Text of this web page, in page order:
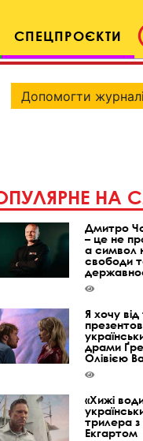
СПЕЦПРОЄКТИ
Допомогти
НА
Дмитро
– це не
а символ
свободи
Я хочу
драми
Олівією
«Хижі
трилера
Екгартом